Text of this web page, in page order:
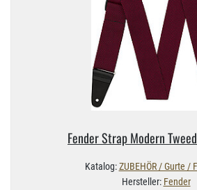
Fender Strap Modern
Katalog:ZUBEHÖR / Gurte /
Hersteller: Fender